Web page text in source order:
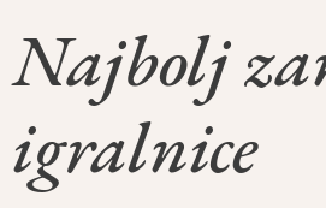
Najbolj
igralnice